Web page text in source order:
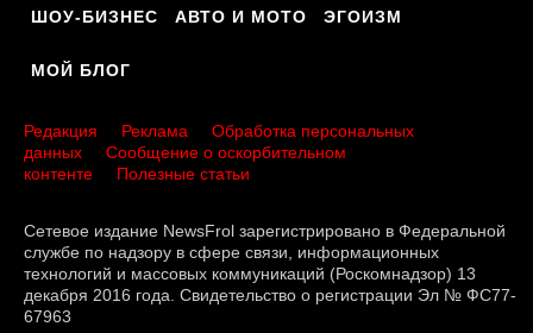
ШОУ-БИЗНЕС АВТО И МОТО ЭГОИЗМ
МОЙ БЛОГ
Редакция Реклама
Обработка персональных
данных
Сообщение о оскорбительном
контенте
Полезные статьи
Сетевое издание NewsFrol зарегистрировано в Федеральной
службе по надзору в сфере связи, информационных
технологий и массовых коммуникаций (Роскомнадзор) 13
декабря 2016 года. Свидетельство о регистрации Эл № ФС77-
67963